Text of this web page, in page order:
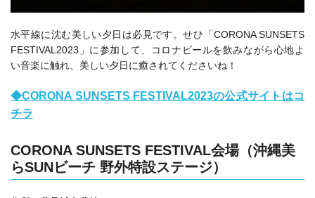
水平線に沈む美しい夕日は必見です。せひ「CORONA SUNSETS
FESTIVAL2023」に参加して、コロナビールを飲みながら心地よ
い音楽に触れ、美しい夕日に癒されてくださいね！
◆CORONA SUNSETS FESTIVAL2023の公式サイトはコ
チラ
CORONA SUNSETS FESTIVAL会場（沖縄美
らSUNビーチ 野外特設ステージ）